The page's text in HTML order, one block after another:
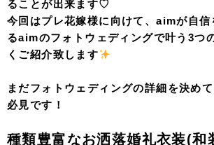
ることが出来ます♡
今回はプレ花嫁様に向けて、aimが自信
るaimのフォトウェディングで叶う3つ
くご紹介致します
まだフォトウェディングの詳細を決め
必見です！
種類豊富なお洒落婚礼衣装(和